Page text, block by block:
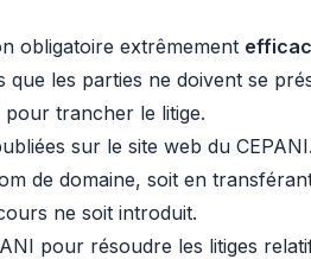
obligatoire extrêmement
que les parties ne doivent se
pour trancher le litige.
sur le site web du
de domaine, soit en
ne soit introduit.
pour résoudre les litiges